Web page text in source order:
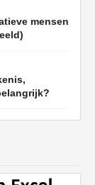
mensen